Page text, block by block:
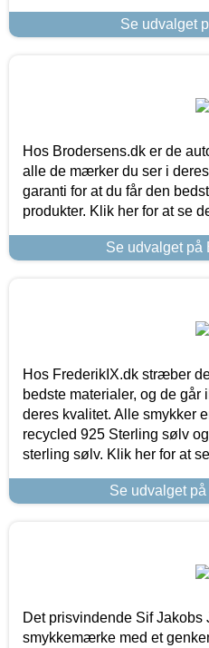
Se udvalget
Hos Brodersens.dk er de
alle de mærker du ser i
garanti for at du får den
produkter. Klik her for at se
Se udvalget på
Hos FrederikIX.dk stræber
bedste materialer, og de går
deres kvalitet. Alle smykker
recycled 925 Sterling sølv
sterling sølv. Klik her for at
Se udvalget
Det prisvindende Sif Jakobs
smykkemærke med et